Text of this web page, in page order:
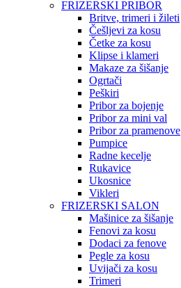
FRIZERSKI PRIBOR
Britve, trimeri i žileti
Češljevi za kosu
Četke za kosu
Klipse i klameri
Makaze za šišanje
Ogrtači
Peškiri
Pribor za bojenje
Pribor za mini val
Pribor za pramenove
Pumpice
Radne kecelje
Rukavice
Ukosnice
Vikleri
FRIZERSKI SALON
Mašinice za šišanje
Fenovi za kosu
Dodaci za fenove
Pegle za kosu
Uvijači za kosu
Trimeri